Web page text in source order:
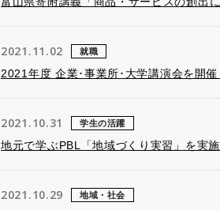
2021.11.02 就職
2021年度 企業･事業所･大学講演会を開催
2021.10.31 学生の活躍
地元で学ぶPBL「地域づくり実習」を実施
2021.10.29 地域・社会